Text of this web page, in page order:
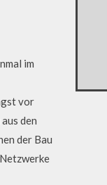
im
vor
den
der Bau